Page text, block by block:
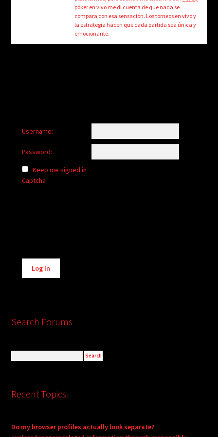
child
menu
Login/Create Account
póker en vivome di cuenta de que nada se
compara con esa sensación. Los torneos en vivo y
la estrategia hacen que cada partida sea única y
emocionante.
Username:
Password:
Keep me signed in
Captcha
Alternative:
Log In
Search Forums
Recent Topics
Do my browser profiles actually look separate?